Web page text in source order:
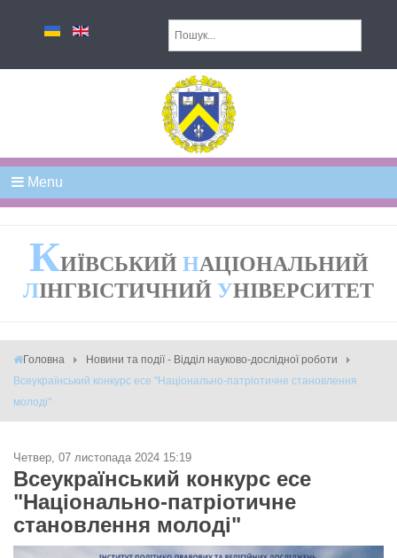
Menu
КИЇВСЬКИЙ НАЦІОНАЛЬНИЙ
ЛІНГВІСТИЧНИЙ УНІВЕРСИТЕТ
Головна
Новини та події - Відділ науково-дослідної роботи
Всеукраїнський конкурс есе "Національно-патріотичне становлення
молоді"
Четвер, 07 листопада 2024 15:19
Всеукраїнський конкурс есе
"Національно-патріотичне
становлення молоді"